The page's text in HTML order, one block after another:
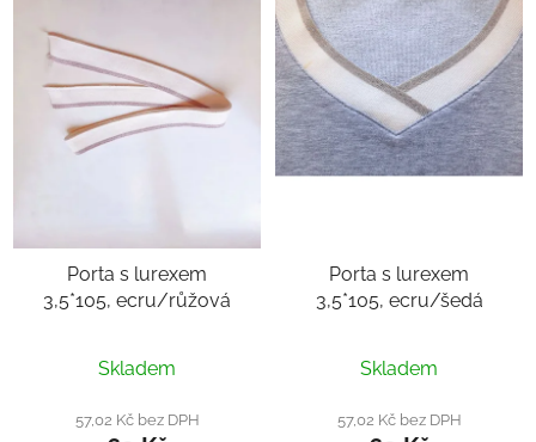
Porta s lurexem
3,5*105, ecru/růžová
Skladem
57,02 Kč bez DPH
Porta s lurexem
3,5*105, ecru/šedá
hodnocení
produktu
Skladem
57,02 Kč bez DPH